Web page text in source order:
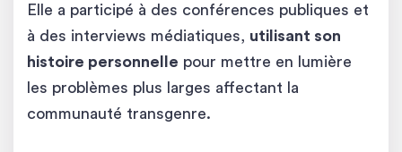
Elle a participé à des conférences publiques et
à des interviews médiatiques, utilisant son
histoire personnelle pour mettre en lumière
les problèmes plus larges affectant la
communauté transgenre.